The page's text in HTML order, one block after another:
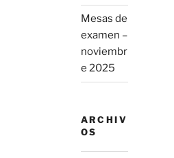
Mesas de
examen –
noviembr
e 2025
ARCHIV
OS